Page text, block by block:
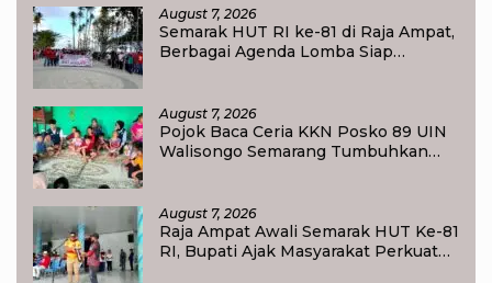
August 7, 2026
Semarak HUT RI ke-81 di Raja Ampat,
Berbagai Agenda Lomba Siap
August 7, 2026
Pojok Baca Ceria KKN Posko 89 UIN
Walisongo Semarang Tumbuhkan
August 7, 2026
Raja Ampat Awali Semarak HUT Ke-81
RI, Bupati Ajak Masyarakat Perkuat